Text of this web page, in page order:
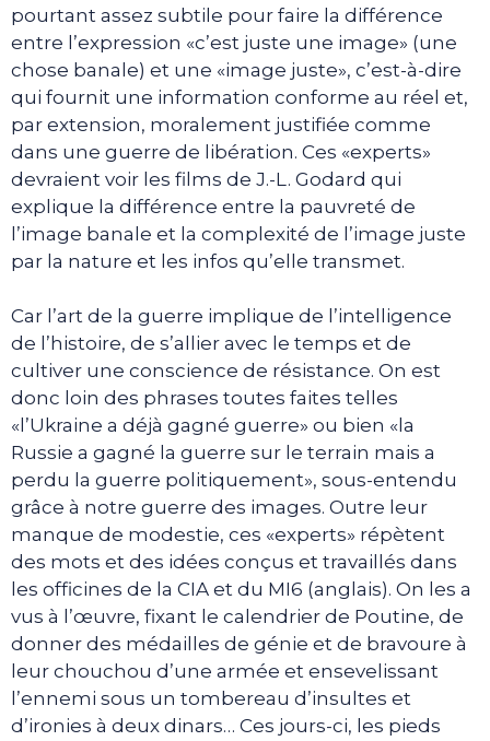
pourtant assez subtile pour faire la différence
entre l’expression «c’est juste une image» (une
chose banale) et une «image juste», c’est-à-dire
qui fournit une information conforme au réel et,
par extension, moralement justifiée comme
dans une guerre de libération. Ces «experts»
devraient voir les films de J.-L. Godard qui
explique la différence entre la pauvreté de
l’image banale et la complexité de l’image juste
par la nature et les infos qu’elle transmet.
Car l’art de la guerre implique de l’intelligence
de l’histoire, de s’allier avec le temps et de
cultiver une conscience de résistance. On est
donc loin des phrases toutes faites telles
«l’Ukraine a déjà gagné guerre» ou bien «la
Russie a gagné la guerre sur le terrain mais a
perdu la guerre politiquement», sous-entendu
grâce à notre guerre des images. Outre leur
manque de modestie, ces «experts» répètent
des mots et des idées conçus et travaillés dans
les officines de la CIA et du MI6 (anglais). On les a
vus à l’œuvre, fixant le calendrier de Poutine, de
donner des médailles de génie et de bravoure à
leur chouchou d’une armée et ensevelissant
l’ennemi sous un tombereau d’insultes et
d’ironies à deux dinars… Ces jours-ci, les pieds